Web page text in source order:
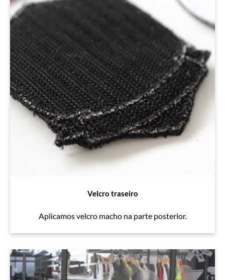
Velcro traseiro
Aplicamos velcro macho na parte posterior.